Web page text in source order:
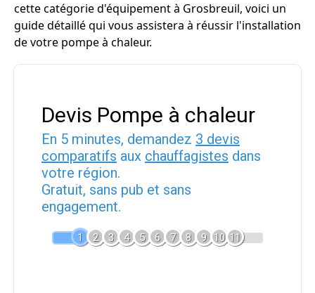
cette catégorie d'équipement à Grosbreuil, voici un
guide détaillé qui vous assistera à réussir l'installation
de votre pompe à chaleur.
Devis Pompe à chaleur
En 5 minutes, demandez 3 devis
comparatifs aux chauffagistes dans
votre région.
Gratuit, sans pub et sans
engagement.
1 2 3 4 5 6 7 8 9 10 11